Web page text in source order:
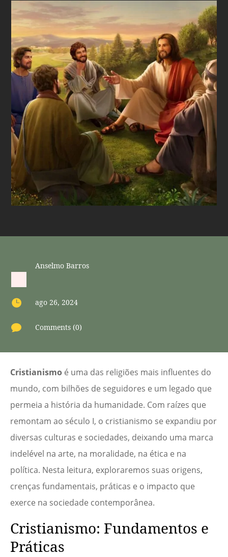
Anselmo Barros
 ago 26, 2024
 Comments (0)
Cristianismo é uma das religiões mais influentes do
mundo, com bilhões de seguidores e um legado que
permeia a história da humanidade. Com raízes que
remontam ao século I, o cristianismo se expandiu por
diversas culturas e sociedades, deixando uma marca
indelével na arte, na moralidade, na ética e na
política. Nesta leitura, exploraremos suas origens,
crenças fundamentais, práticas e o impacto que
exerce na sociedade contemporânea.
Cristianismo: Fundamentos e
Práticas